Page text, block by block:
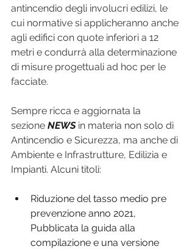
antincendio degli involucri edilizi, le
cui normative si applicheranno anche
agli edifici con quote inferiori a 12
metri e condurrà alla determinazione
di misure progettuali ad hoc per le
facciate.
Sempre ricca e aggiornata la
sezione NEWS in materia non solo di
Antincendio e Sicurezza, ma anche di
Ambiente e Infrastrutture, Edilizia e
Impianti. Alcuni titoli:
Riduzione del tasso medio pre
prevenzione anno 2021,
Pubblicata la guida alla
compilazione e una versione